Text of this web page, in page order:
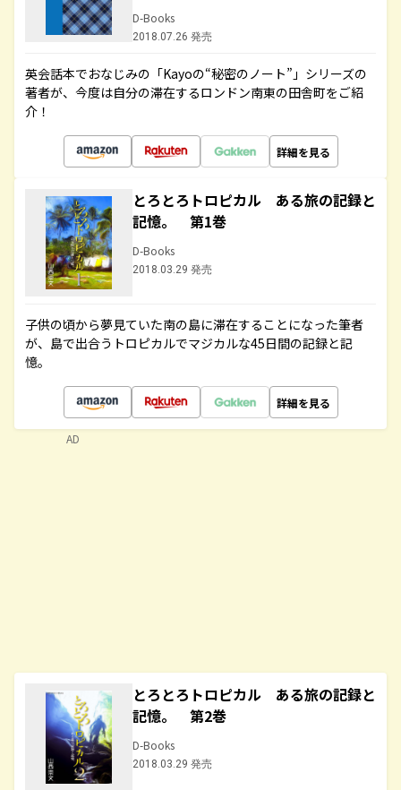
D-Books
2018.07.26 発売
英会話本でおなじみの「Kayoの“秘密のノート”」シリーズの
著者が、今度は自分の滞在するロンドン南東の田舎町をご紹
介！
詳細を見る
とろとろトロピカル ある旅の記録と
記憶。 第1巻
D-Books
2018.03.29 発売
子供の頃から夢見ていた南の島に滞在することになった筆者
が、島で出合うトロピカルでマジカルな45日間の記録と記
憶。
詳細を見る
とろとろトロピカル ある旅の記録と
記憶。 第2巻
D-Books
2018.03.29 発売
AD